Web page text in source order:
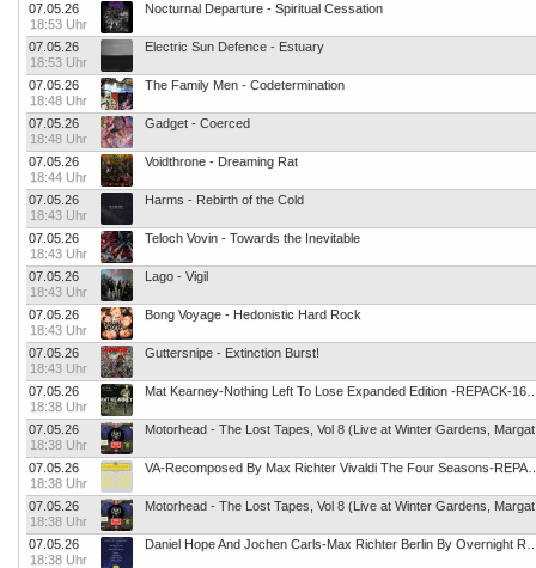
07.05.26
18:53 Uhr
Nocturnal Departure - Spiritual Cessation
07.05.26
18:53 Uhr
Electric Sun Defence - Estuary
07.05.26
18:48 Uhr
The Family Men - Codetermination
07.05.26
18:48 Uhr
Gadget - Coerced
07.05.26
18:44 Uhr
Voidthrone - Dreaming Rat
07.05.26
18:43 Uhr
Harms - Rebirth of the Cold
07.05.26
18:43 Uhr
Teloch Vovin - Towards the Inevitable
07.05.26
18:43 Uhr
Lago - Vigil
07.05.26
18:43 Uhr
Bong Voyage - Hedonistic Hard Rock
07.05.26
18:43 Uhr
Guttersnipe - Extinction Burst!
07.05.26
18:38 Uhr
07.05.26
18:38 Uhr
Motorhead - The Lost Tapes, Vol 8 (Live at Winter Gardens, Margat
07.05.26
18:38 Uhr
07.05.26
18:38 Uhr
Motorhead - The Lost Tapes, Vol 8 (Live at Winter Gardens, Margat
07.05.26
18:38 Uhr